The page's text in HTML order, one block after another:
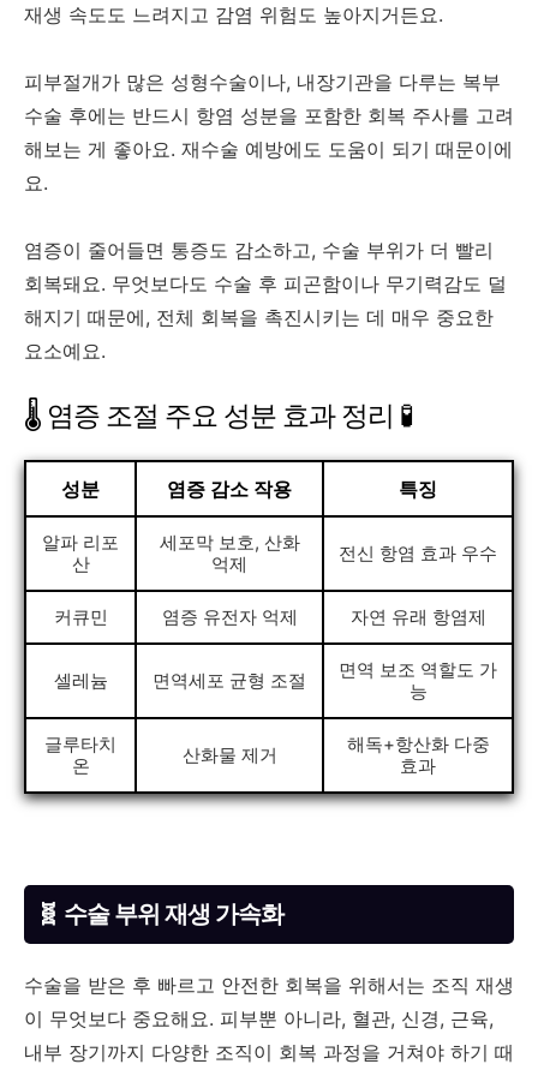
재생 속도도 느려지고 감염 위험도 높아지거든요.
피부절개가 많은 성형수술이나, 내장기관을 다루는 복부
수술 후에는 반드시 항염 성분을 포함한 회복 주사를 고려
해보는 게 좋아요. 재수술 예방에도 도움이 되기 때문이에
요.
염증이 줄어들면 통증도 감소하고, 수술 부위가 더 빨리
회복돼요. 무엇보다도 수술 후 피곤함이나 무기력감도 덜
해지기 때문에, 전체 회복을 촉진시키는 데 매우 중요한
요소예요.
🌡️ 염증 조절 주요 성분 효과 정리 🧪
성분 염증 감소 작용 특징
알파 리포
산
세포막 보호, 산화
억제
전신 항염 효과 우수
커큐민 염증 유전자 억제 자연 유래 항염제
셀레늄 면역세포 균형 조절
면역 보조 역할도 가
능
글루타치
온
산화물 제거
해독+항산화 다중
효과
🧬 수술 부위 재생 가속화
수술을 받은 후 빠르고 안전한 회복을 위해서는 조직 재생
이 무엇보다 중요해요. 피부뿐 아니라, 혈관, 신경, 근육,
내부 장기까지 다양한 조직이 회복 과정을 거쳐야 하기 때